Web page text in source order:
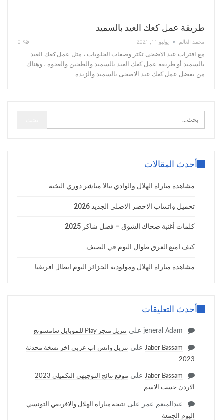
طريقة عمل كعك العيد بالسميد
محمد العالم يوليو 11, 2021
مع اقتراب عيد الاضحى تكثر وصفات الحلويات ، مثل عمل كعك العيد
بالسميد أو طريقة عمل كعك العيد بالسميد والطحين والعجوة ، وهناك
من يفضل عمل كعك عيد الاضحى بالسميد والزبدة .
أحدث المقالات
مشاهدة مباراة الهلال والوادي نيالا مباشر دوري النخبة
تحميل واتساب الاخضر الاصلي الجديد 2026
كلمات أغنية صحاك الشوق – فضل شاكر 2025
كيف امنع العرق طوال اليوم في الصيف
مشاهدة مباراة الهلال ومولودية الجزائر اليوم ابطال افريقيا
أحدث التعليقات
jeneral Adam على تنزيل متجر Play للموبايل سامسونج
Jaber Bassam على تنزيل واتس اب عربي اخر نسخة محدثة
2023
Jaber Bassam على
موقع نتائج التوجيهي التكميلي 2023
الاردن حسب الاسم
عبدالمنعم عمر على نتيجة مباراة الهلال والافريقي التونسي
اليوم الجمعة